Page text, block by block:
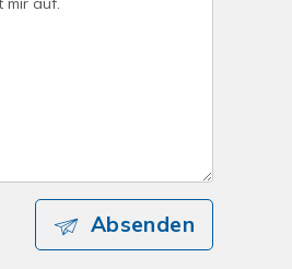
Absenden